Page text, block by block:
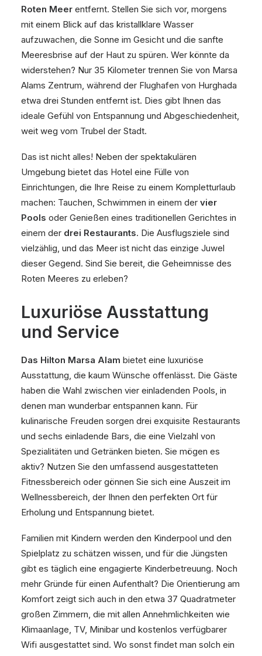
Roten Meer entfernt. Stellen Sie sich vor, morgens
mit einem Blick auf das kristallklare Wasser
aufzuwachen, die Sonne im Gesicht und die sanfte
Meeresbrise auf der Haut zu spüren. Wer könnte da
widerstehen? Nur 35 Kilometer trennen Sie von Marsa
Alams Zentrum, während der Flughafen von Hurghada
etwa drei Stunden entfernt ist. Dies gibt Ihnen das
ideale Gefühl von Entspannung und Abgeschiedenheit,
weit weg vom Trubel der Stadt.
Das ist nicht alles! Neben der spektakulären
Umgebung bietet das Hotel eine Fülle von
Einrichtungen, die Ihre Reise zu einem Kompletturlaub
machen: Tauchen, Schwimmen in einem der vier
Pools oder Genießen eines traditionellen Gerichtes in
einem der drei Restaurants. Die Ausflugsziele sind
vielzählig, und das Meer ist nicht das einzige Juwel
dieser Gegend. Sind Sie bereit, die Geheimnisse des
Roten Meeres zu erleben?
Luxuriöse Ausstattung
und Service
Das Hilton Marsa Alam bietet eine luxuriöse
Ausstattung, die kaum Wünsche offenlässt. Die Gäste
haben die Wahl zwischen vier einladenden Pools, in
denen man wunderbar entspannen kann. Für
kulinarische Freuden sorgen drei exquisite Restaurants
und sechs einladende Bars, die eine Vielzahl von
Spezialitäten und Getränken bieten. Sie mögen es
aktiv? Nutzen Sie den umfassend ausgestatteten
Fitnessbereich oder gönnen Sie sich eine Auszeit im
Wellnessbereich, der Ihnen den perfekten Ort für
Erholung und Entspannung bietet.
Familien mit Kindern werden den Kinderpool und den
Spielplatz zu schätzen wissen, und für die Jüngsten
gibt es täglich eine engagierte Kinderbetreuung. Noch
mehr Gründe für einen Aufenthalt? Die Orientierung am
Komfort zeigt sich auch in den etwa 37 Quadratmeter
großen Zimmern, die mit allen Annehmlichkeiten wie
Klimaanlage, TV, Minibar und kostenlos verfügbarer
Wifi ausgestattet sind. Wo sonst findet man solch ein